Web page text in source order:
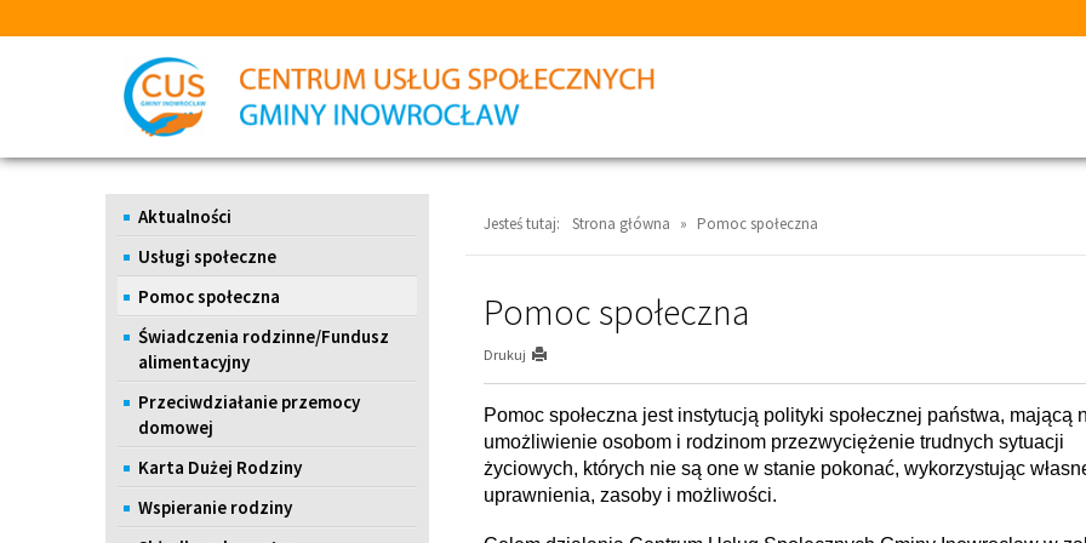
do
do
Menu
Aktualności
Usługi społeczne
Pomoc społeczna
Świadczenia rodzinne/Fundusz
alimentacyjny
Przeciwdziałanie przemocy
domowej
Karta Dużej Rodziny
Wspieranie rodziny
Jesteś tutaj: Strona główna » Pomoc społeczna
Pomoc społeczna
Drukuj
Pomoc społeczna jest instytucją polityki społecznej państwa, mającą
umożliwienie osobom i rodzinom przezwyciężenie trudnych sytuacji
życiowych, których nie są one w stanie pokonać, wykorzystując
uprawnienia, zasoby i możliwości.